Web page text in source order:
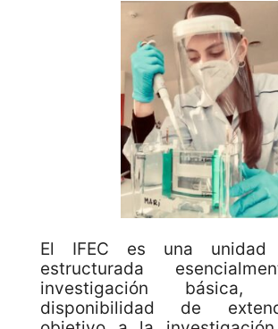
El IFEC es una unidad
estructurada
investigación
disponibilidad de